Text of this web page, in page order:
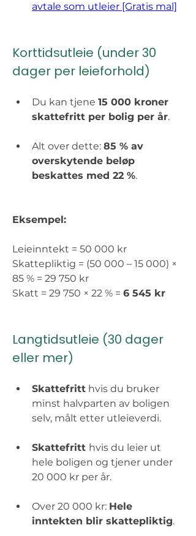
avtale som utleier [Gratis mal]
Korttidsutleie (under 30
dager per leieforhold)
Du kan tjene 15 000 kroner
skattefritt per bolig per år.
Alt over dette: 85 % av
overskytende beløp
beskattes med 22 %.
Eksempel:
Leieinntekt = 50 000 kr
Skattepliktig = (50 000 – 15 000) ×
85 % = 29 750 kr
Skatt = 29 750 × 22 % = 6 545 kr
Langtidsutleie (30 dager
eller mer)
Skattefritt hvis du bruker
minst halvparten av boligen
selv, målt etter utleieverdi.
Skattefritt hvis du leier ut
hele boligen og tjener under
20 000 kr per år.
Over 20 000 kr: Hele
inntekten blir skattepliktig.